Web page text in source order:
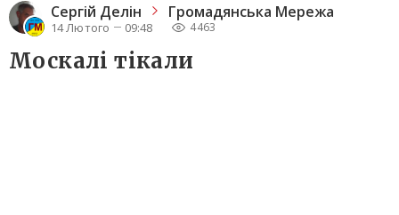
Сергiй Делін Громадянська Мережа
14 Лютого 09:48 4463
Москалі тікали